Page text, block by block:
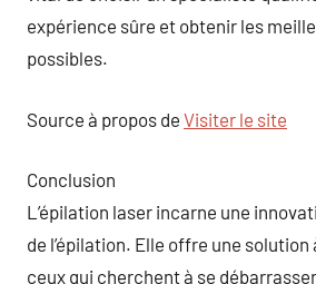
expérience sûre et obtenir les
possibles.
Source à propos de Visiter le site
Conclusion
L’épilation laser incarne une
de l’épilation. Elle offre une
ceux qui cherchent à se